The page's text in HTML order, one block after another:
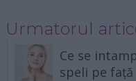
Urmatorul
Ce se
speli pe față